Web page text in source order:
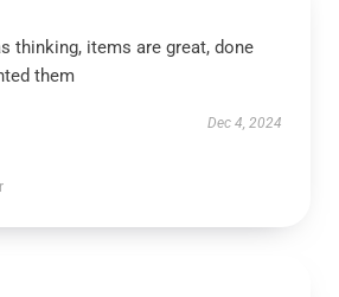
thinking, items are great, done
them
Dec 4, 2024